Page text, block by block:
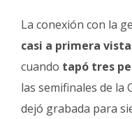
La conexión con la
casi a primera vista
cuando tapó tres
las semifinales de la
dejó grabada para